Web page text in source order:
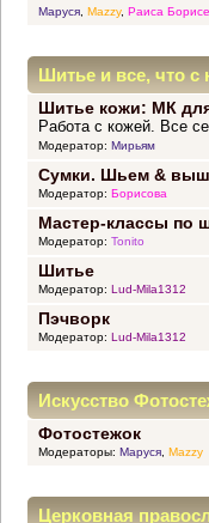
Маруся, Mazzy, Раиса
Шитье и все, что с
Шитье кожи: МК
Работа с кожей. Все
Модератор: Мирьям
Сумки. Шьем &
Модератор: Борисова
Мастер-классы по
Модератор: Tonito
Шитье
Модератор: Lud-Mila1312
Пэчворк
Модератор: Lud-Mila1312
Искусство
Фотостежок
Модераторы: Маруся, Mazzy
Церковная